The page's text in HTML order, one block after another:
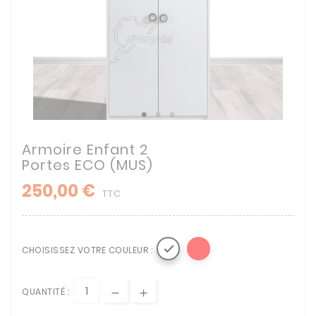
Armoire Enfant 2
Portes ECO (MUS)
250,00 € TTC
CHOISISSEZ VOTRE COULEUR : 
QUANTITÉ :